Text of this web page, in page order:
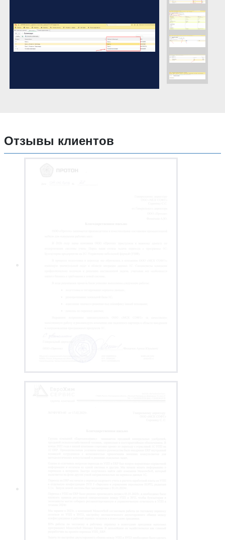
Отзывы клиентов